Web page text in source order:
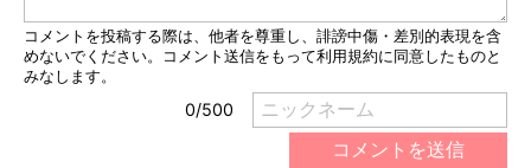
っと見つかります！